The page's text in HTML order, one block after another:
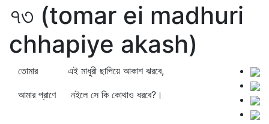
৭৩ (tomar ei madhuri
chhapiye akash)
তোমার এই মাধুরী ছাপিয়ে আকাশ ঝরবে,
আমার প্রাণে নইলে সে কি কোথাও ধরবে?।